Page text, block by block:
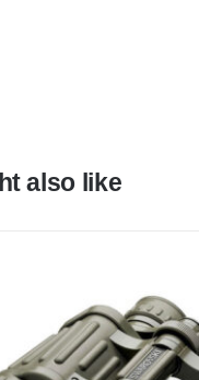
also like